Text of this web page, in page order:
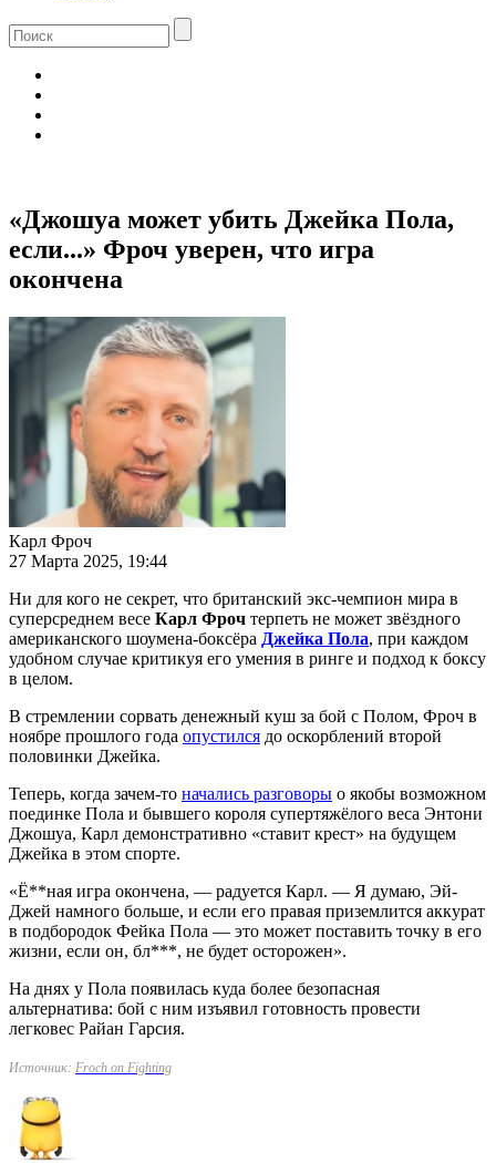
«Джошуа может убить Джейка Пола,
если...» Фроч уверен, что игра
окончена
Карл Фроч
27 Марта 2025, 19:44
Ни для кого не секрет, что британский экс-чемпион мира в
суперсреднем весе Карл Фроч терпеть не может звёздного
американского шоумена-боксёра Джейка Пола, при каждом
удобном случае критикуя его умения в ринге и подход к боксу
в целом.
В стремлении сорвать денежный куш за бой с Полом, Фроч в
ноябре прошлого года опустился до оскорблений второй
половинки Джейка.
Теперь, когда зачем-то начались разговоры о якобы возможном
поединке Пола и бывшего короля супертяжёлого веса Энтони
Джошуа, Карл демонстративно «ставит крест» на будущем
Джейка в этом спорте.
«Ё**ная игра окончена, — радуется Карл. — Я думаю, Эй-
Джей намного больше, и если его правая приземлится аккурат
в подбородок Фейка Пола — это может поставить точку в его
жизни, если он, бл***, не будет осторожен».
На днях у Пола появилась куда более безопасная
альтернатива: бой с ним изъявил готовность провести
легковес Райан Гарсия.
Источник: Froch on Fighting